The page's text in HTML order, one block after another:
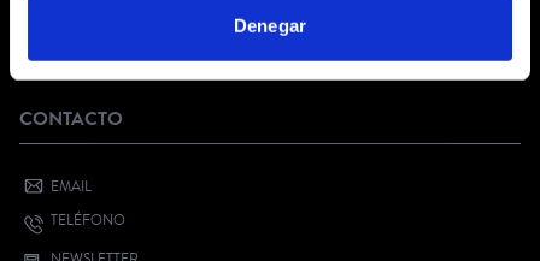
Denegar
¿QUIERES VENDER CON NOSOTROS?
BONO CULTURAL JOVEN
CONTACTO
EMAIL
TELÉFONO